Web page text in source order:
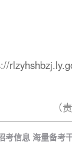
（
考信息 海量备考